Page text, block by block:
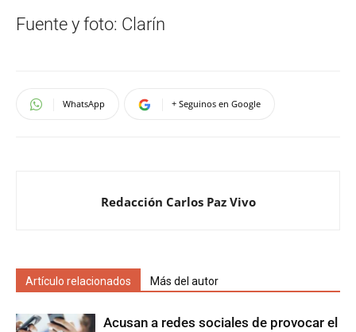
Fuente y foto: Clarín
WhatsApp + Seguinos en Google
Redacción Carlos Paz Vivo
Artículo relacionados Más del autor
Acusan a redes sociales de provocar el